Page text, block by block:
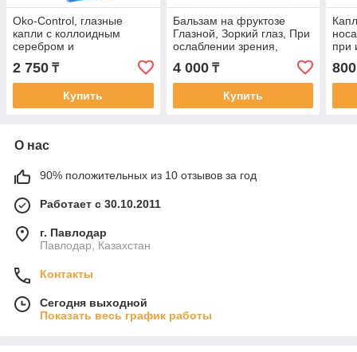
Oko-Control, глазные
капли с коллоидным
серебром и
лекарственными
растениями, 100%
натуральный комплекс,
2 750 ₸
Купить
Бальзам на фруктозе
Глазной, Зоркий глаз, При
ослаблении зрения,
катаракте, глаукоме,
200мл
4 000₸
Купить
при
800
О нас
90% положительных из 10 отзывов за год
Работает с 30.10.2011
г. Павлодар
Павлодар, Казахстан
Контакты
Сегодня выходной
Показать весь график работы